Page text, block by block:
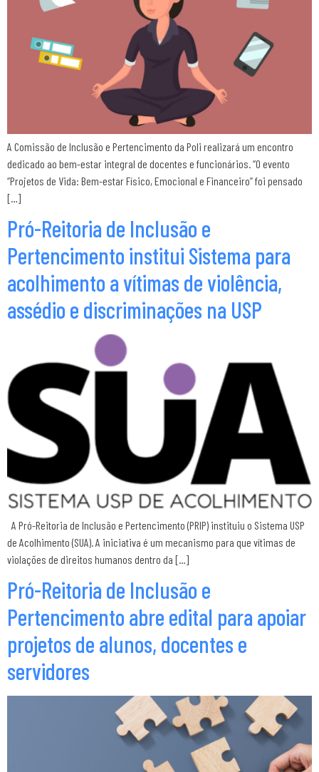
A Comissão de Inclusão e Pertencimento da Poli realizará um encontro
dedicado ao bem-estar integral de docentes e funcionários. “O evento
“Projetos de Vida: Bem-estar Físico, Emocional e Financeiro” foi pensado
[…]
Pró-Reitoria de Inclusão e
Pertencimento institui Sistema para
acolhimento a vítimas de violência,
assédio e discriminações na USP
A Pró-Reitoria de Inclusão e Pertencimento (PRIP) instituiu o Sistema USP
de Acolhimento (SUA). A iniciativa é um mecanismo para que vítimas de
violações de direitos humanos dentro da […]
Pró-Reitoria de Inclusão e
Pertencimento abre edital para apoiar
projetos de alunos, docentes e
servidores